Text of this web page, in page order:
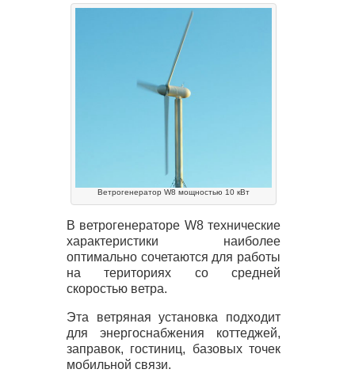
Ветрогенератор W8 мощностью 10 кВт
В ветрогенераторе W8 технические
характеристики наиболее
оптимально сочетаются для работы
на териториях со средней
скоростью ветра.
Эта ветряная установка подходит
для энергоснабжения коттеджей,
заправок, гостиниц, базовых точек
мобильной связи.